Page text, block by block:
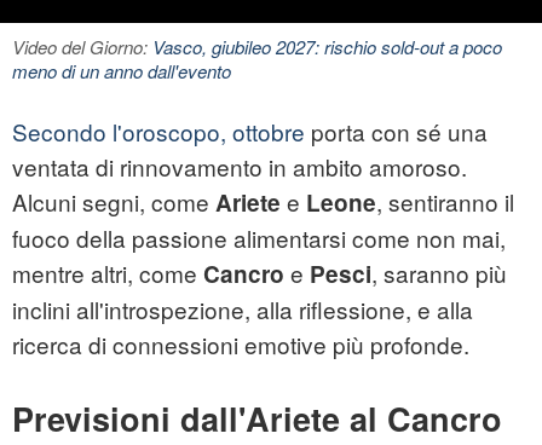
Video del Giorno: Vasco, giubileo 2027: rischio sold-out a poco
meno di un anno dall'evento
Secondo l'oroscopo, ottobre porta con sé una
ventata di rinnovamento in ambito amoroso.
Alcuni segni, come Ariete e Leone, sentiranno il
fuoco della passione alimentarsi come non mai,
mentre altri, come Cancro e Pesci, saranno più
inclini all'introspezione, alla riflessione, e alla
ricerca di connessioni emotive più profonde.
Previsioni dall'Ariete al Cancro